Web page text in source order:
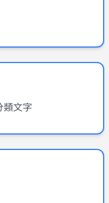
文字